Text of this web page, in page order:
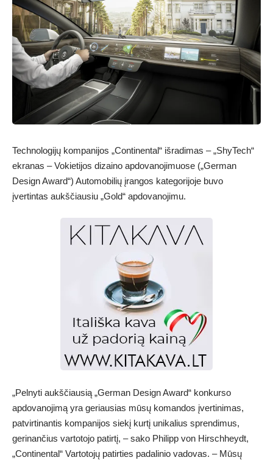
Technologijų kompanijos „Continental“ išradimas – „ShyTech“
ekranas – Vokietijos dizaino apdovanojimuose („German
Design Award“) Automobilių įrangos kategorijoje buvo
įvertintas aukščiausiu „Gold“ apdovanojimu.
„Pelnyti aukščiausią „German Design Award“ konkurso
apdovanojimą yra geriausias mūsų komandos įvertinimas,
patvirtinantis kompanijos siekį kurtį unikalius sprendimus,
gerinančius vartotojo patirtį, – sako Philipp von Hirschheydt,
„Continental“ Vartotojų patirties padalinio vadovas. – Mūsų